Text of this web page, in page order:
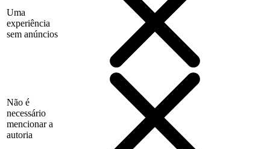
Uma
experiência
sem anúncios
Não é
necessário
mencionar a
autoria